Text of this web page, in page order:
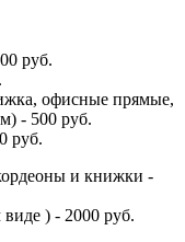
руб.
офисные прямые,
- 500 руб.
руб.
и книжки -
) - 2000 руб.